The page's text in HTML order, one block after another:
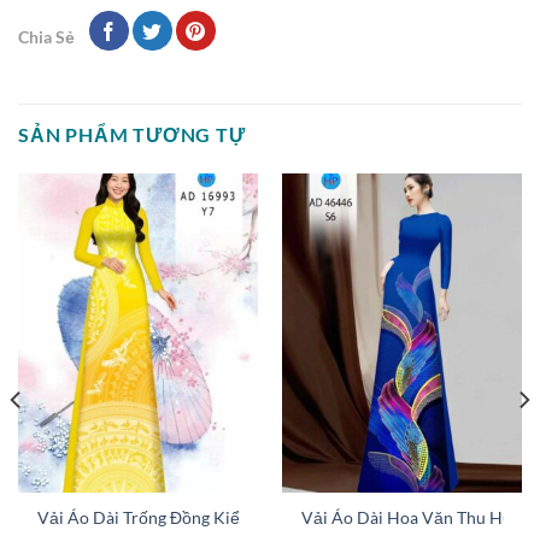
Chia Sẻ
SẢN PHẨM TƯƠNG TỰ
Vải Áo Dài Trống Đồng Kiểu Mới AD 16993Vải Áo Dài Hoa Văn Thu Hút
AD 46448